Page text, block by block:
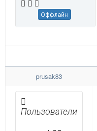
Оффлайн
prusak83
Пользователи